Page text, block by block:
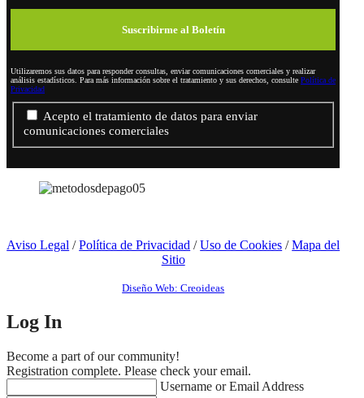
Utilizaremos sus datos para responder consultas, enviar comunicaciones comerciales y realizar
análisis estadísticos. Para más información sobre el tratamiento y sus derechos, consulte Política de
Privacidad
Acepto el tratamiento de datos para enviar
comunicaciones comerciales
Aviso Legal /Política de Privacidad /Uso de Cookies /Mapa del
Sitio
Diseño Web: Creoideas
Log In
Become a part of our community!
Registration complete. Please check your email.
Username or Email Address